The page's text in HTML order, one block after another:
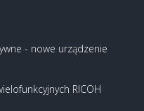
- nowe urządzenie
RICOH